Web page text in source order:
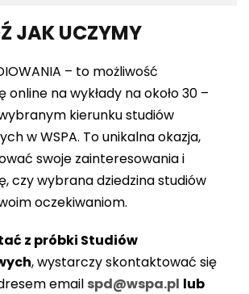
JAK UCZYMY
– to możliwość
online na wykłady na około 30 –
kierunku studiów
w WSPA. To unikalna okazja,
swoje zainteresowania i
czy wybrana dziedzina studiów
oczekiwaniom.
z próbki Studiów
, wystarczy skontaktować się
email spd@wspa.pl lub